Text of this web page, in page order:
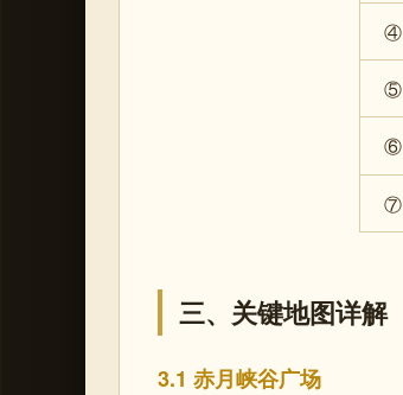
④
⑤
⑥
⑦
三、关键地图详解
3.1 赤月峡谷广场